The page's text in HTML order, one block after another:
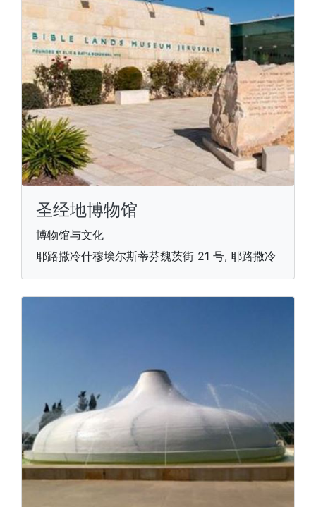
圣经地博物馆
博物馆与文化
耶路撒冷什穆埃尔斯蒂芬魏茨街 21 号, 耶路撒冷